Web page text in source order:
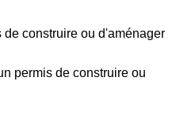
de construire ou d'aménager
permis de construire ou